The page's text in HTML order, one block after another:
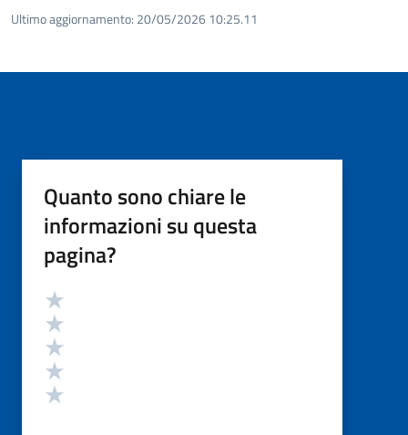
Ultimo aggiornamento: 20/05/2026 10:25.11
Quanto sono chiare le
informazioni su questa
pagina?
Valutazione